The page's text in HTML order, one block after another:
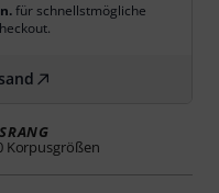
für schnellstmögliche
Korpusgrößen